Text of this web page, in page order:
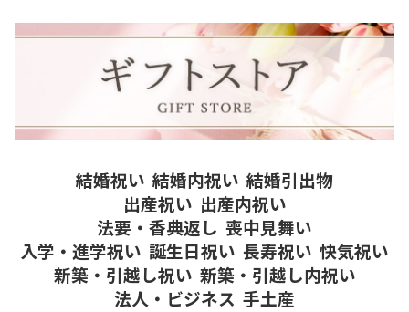
結婚祝い 結婚内祝い 結婚引出物
出産祝い 出産内祝い
法要・香典返し 喪中見舞い
入学・進学祝い 誕生日祝い 長寿祝い 快気祝い
新築・引越し祝い 新築・引越し内祝い
法人・ビジネス 手土産